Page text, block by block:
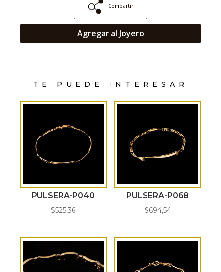
Compartir
Agregar al Joyero
TE PUEDE INTERESAR
PULSERA-P040
$525,36
PULSERA-P068
$694,54